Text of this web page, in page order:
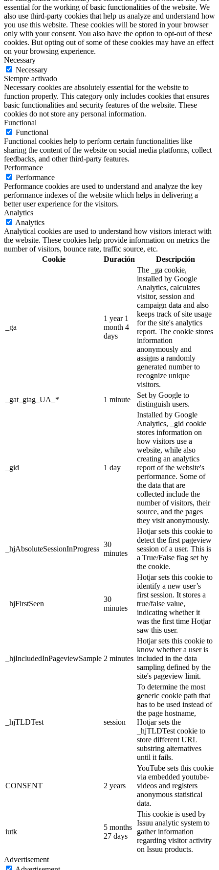
essential for the working of basic functionalities of the website. We
also use third-party cookies that help us analyze and understand how
you use this website. These cookies will be stored in your browser
only with your consent. You also have the option to opt-out of these
cookies. But opting out of some of these cookies may have an effect
on your browsing experience.
Necessary
Necessary
Siempre activado
Necessary cookies are absolutely essential for the website to
function properly. This category only includes cookies that ensures
basic functionalities and security features of the website. These
cookies do not store any personal information.
Functional
Functional
Functional cookies help to perform certain functionalities like
sharing the content of the website on social media platforms, collect
feedbacks, and other third-party features.
Performance
Performance
Performance cookies are used to understand and analyze the key
performance indexes of the website which helps in delivering a
better user experience for the visitors.
Analytics
Analytics
Analytical cookies are used to understand how visitors interact with
the website. These cookies help provide information on metrics the
number of visitors, bounce rate, traffic source, etc.
Cookie
Duración Descripción
_ga
1 year 1
month 4
days
The _ga cookie,
installed by Google
Analytics, calculates
visitor, session and
campaign data and also
keeps track of site usage
for the site's analytics
report. The cookie stores
information
anonymously and
assigns a randomly
generated number to
recognize unique
visitors.
_gat_gtag_UA_*
1 minute
Set by Google to
distinguish users.
_gid 1 day
Installed by Google
Analytics, _gid cookie
stores information on
how visitors use a
website, while also
creating an analytics
report of the website's
performance. Some of
the data that are
collected include the
number of visitors, their
source, and the pages
they visit anonymously.
_hjAbsoluteSessionInProgress
30
minutes
Hotjar sets this cookie to
detect the first pageview
session of a user. This is
a True/False flag set by
the cookie.
_hjFirstSeen
30
minutes
Hotjar sets this cookie to
identify a new user’s
first session. It stores a
true/false value,
indicating whether it
was the first time Hotjar
saw this user.
_hjIncludedInPageviewSample 2 minutes
Hotjar sets this cookie to
know whether a user is
included in the data
sampling defined by the
site's pageview limit.
_hjTLDTest session
To determine the most
generic cookie path that
has to be used instead of
the page hostname,
Hotjar sets the
_hjTLDTest cookie to
store different URL
substring alternatives
until it fails.
CONSENT 2 years
YouTube sets this cookie
via embedded youtube-
videos and registers
anonymous statistical
data.
iutk
5 months
27 days
This cookie is used by
Issuu analytic system to
gather information
regarding visitor activity
on Issuu products.
Advertisement